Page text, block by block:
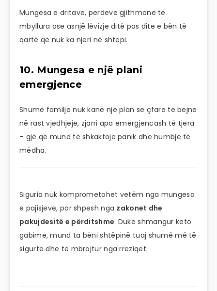
Mungesa e dritave, perdeve gjithmonë të
mbyllura ose asnjë lëvizje ditë pas dite e bën të
qartë që nuk ka njeri në shtëpi.
10. Mungesa e një plani
emergjence
Shumë familje nuk kanë një plan se çfarë të bëjnë
në rast vjedhjeje, zjarri apo emergjencash të tjera
– gjë që mund të shkaktojë panik dhe humbje të
mëdha.
Siguria nuk komprometohet vetëm nga mungesa
e pajisjeve, por shpesh nga zakonet dhe
pakujdesitë e përditshme. Duke shmangur këto
gabime, mund ta bëni shtëpinë tuaj shumë më të
sigurtë dhe të mbrojtur nga rreziqet.